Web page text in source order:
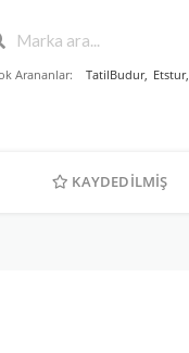
Arananlar: TatilBudur, Etstur,
KAYDEDILMIŞ